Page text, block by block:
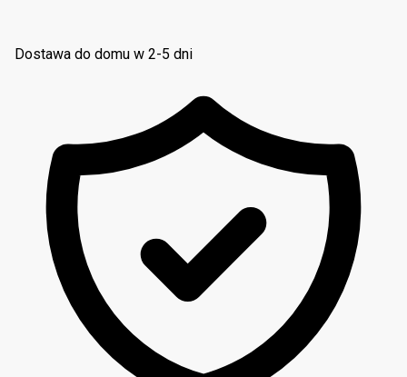
Dostawa do domu w 2-5 dni